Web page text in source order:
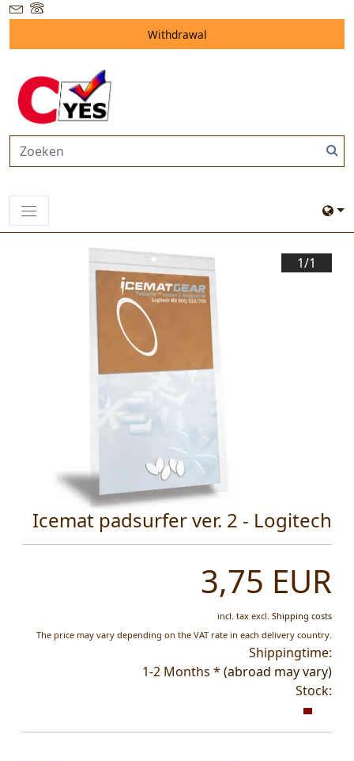
Withdrawal
1/1
Icemat padsurfer ver. 2 - Logitech
3,75 EUR
incl. tax excl. Shipping costs
The price may vary depending on the VAT rate in each delivery country.
Shippingtime:
1-2 Months * (abroad may vary)
Stock: